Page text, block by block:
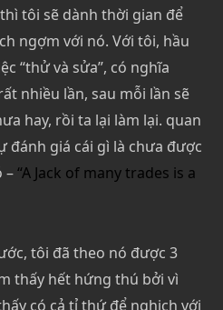
tôi sẽ dành thời gian để
ngợm với nó. Với tôi, hầu
“thử và sửa”, có nghĩa
nhiều lần, sau mỗi lần sẽ
hay, rồi ta lại làm lại. quan
giá cái gì là chưa được
–“A Jack of many trades is a
tôi đã theo nó được 3
thấy hết hứng thú bởi vì
có cả tỉ thứ để nghịch với